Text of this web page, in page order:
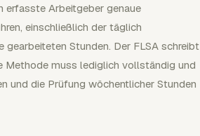
erfasste Arbeitgeber genaue
einschließlich der täglich
Stunden. Der FLSA schreibt
Methode muss lediglich vollständig und
und die Prüfung wöchentlicher Stunden